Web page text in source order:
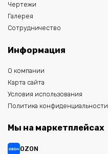
Чертежи
Галерея
Сотрудничество
Информация
О компании
Карта сайта
Условия использования
Политика конфиденциальности
Мы на маркетплейсах
OZON